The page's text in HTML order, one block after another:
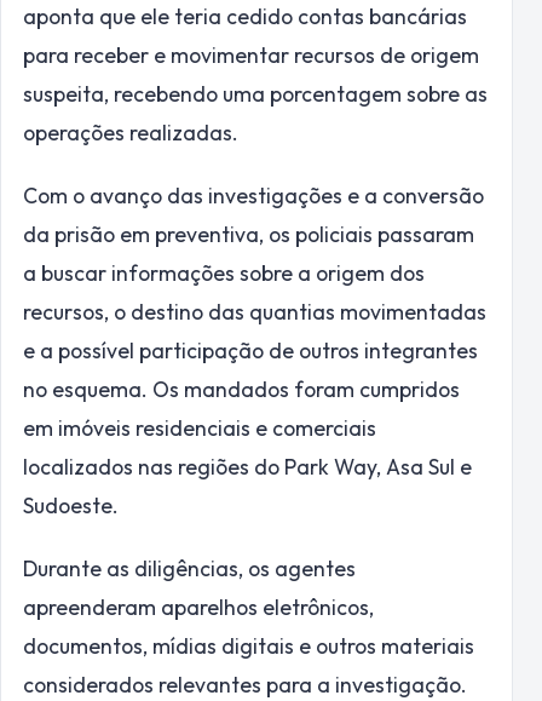
aponta que ele teria cedido contas bancárias
para receber e movimentar recursos de origem
suspeita, recebendo uma porcentagem sobre as
operações realizadas.
Com o avanço das investigações e a conversão
da prisão em preventiva, os policiais passaram
a buscar informações sobre a origem dos
recursos, o destino das quantias movimentadas
e a possível participação de outros integrantes
no esquema. Os mandados foram cumpridos
em imóveis residenciais e comerciais
localizados nas regiões do Park Way, Asa Sul e
Sudoeste.
Durante as diligências, os agentes
apreenderam aparelhos eletrônicos,
documentos, mídias digitais e outros materiais
considerados relevantes para a investigação.